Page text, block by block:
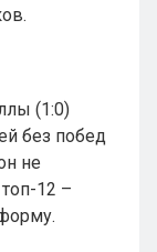
(1:0)
без побед
не
12 –